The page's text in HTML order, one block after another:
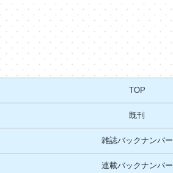
TOP
既刊
雑誌バックナンバー
連載バックナンバー